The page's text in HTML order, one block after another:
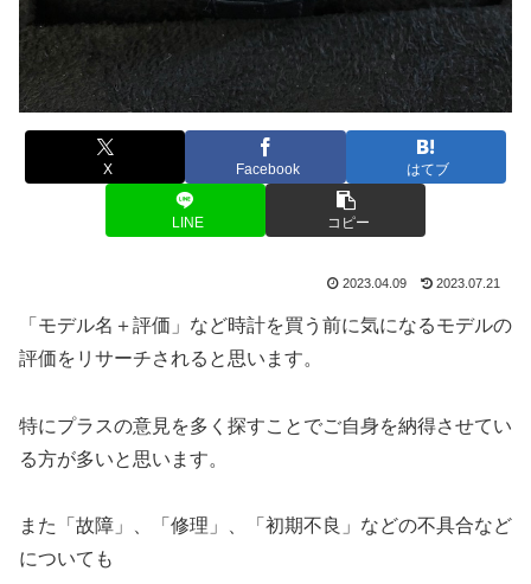
X Facebook はてブ
LINE コピー
2023.04.09 2023.07.21
「モデル名＋評価」など時計を買う前に気になるモデルの
評価をリサーチされると思います。
特にプラスの意見を多く探すことでご自身を納得させてい
る方が多いと思います。
また「故障」、「修理」、「初期不良」などの不具合など
についても